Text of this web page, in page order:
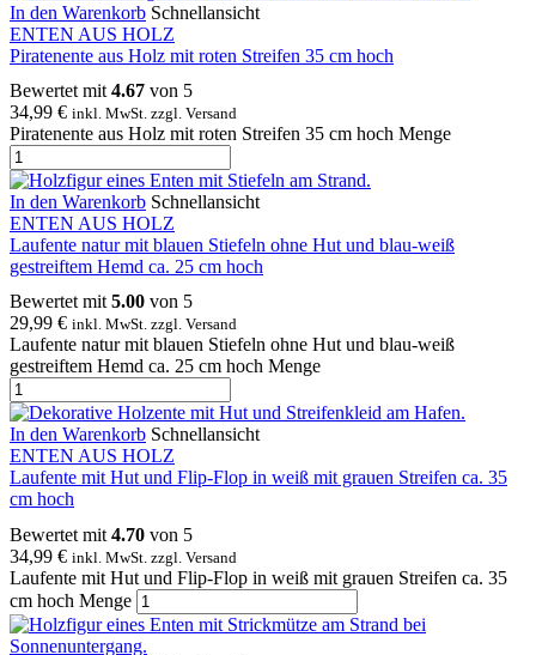
In den Warenkorb Schnellansicht
ENTEN AUS HOLZ
Piratenente aus Holz mit roten Streifen 35 cm hoch
Bewertet mit 4.67 von 5
34,99 € inkl. MwSt. zzgl. Versand
Piratenente aus Holz mit roten Streifen 35 cm hoch Menge
In den Warenkorb Schnellansicht
ENTEN AUS HOLZ
Laufente natur mit blauen Stiefeln ohne Hut und blau-weiß
gestreiftem Hemd ca. 25 cm hoch
Bewertet mit 5.00 von 5
29,99 € inkl. MwSt. zzgl. Versand
Laufente natur mit blauen Stiefeln ohne Hut und blau-weiß
gestreiftem Hemd ca. 25 cm hoch Menge
In den Warenkorb Schnellansicht
ENTEN AUS HOLZ
Laufente mit Hut und Flip-Flop in weiß mit grauen Streifen ca. 35
cm hoch
Bewertet mit 4.70 von 5
34,99 € inkl. MwSt. zzgl. Versand
Laufente mit Hut und Flip-Flop in weiß mit grauen Streifen ca. 35
cm hoch Menge